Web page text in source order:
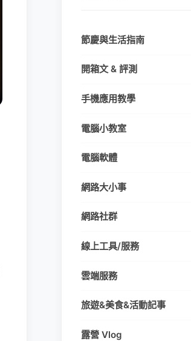
節慶與生活指南
開箱文 & 評測
手機應用教學
電腦小教室
電腦軟體
網路大小事
網路社群
線上工具/服務
雲端服務
旅遊&美食&活動記事
露營 Vlog